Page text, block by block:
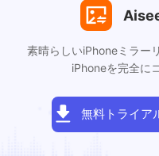
素晴らしいiPhoneミラー
iPhoneを完全に
無料トライア